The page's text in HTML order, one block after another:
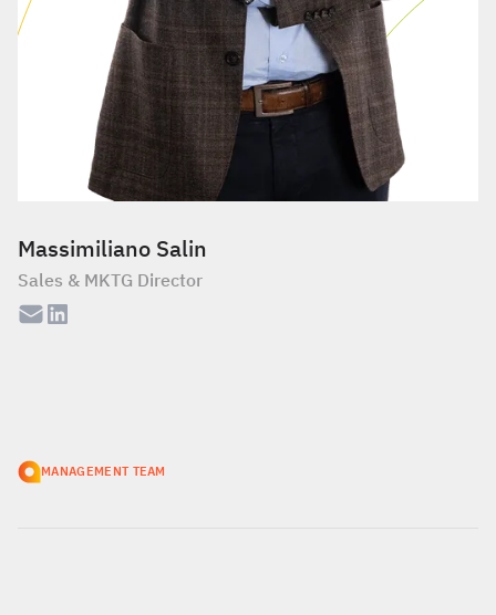
Massimiliano Salin
Sales & MKTG Director
MANAGEMENT TEAM